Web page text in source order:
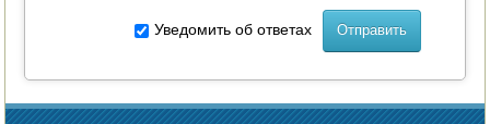
Уведомить об ответах